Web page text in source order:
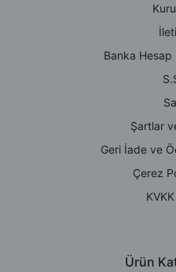
Banka Hesap
Şartlar
Geri İade ve
Çerez
Ürün